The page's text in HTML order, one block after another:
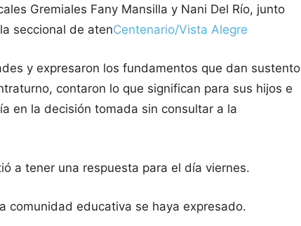
Gremiales Fany Mansilla y Nani Del Río, junto
seccional de atenCentenario/Vista Alegre
y expresaron los fundamentos que dan sustento
contaron lo que significan para sus hijos e
en la decisión tomada sin consultar a la
a tener una respuesta para el día viernes.
comunidad educativa se haya expresado.